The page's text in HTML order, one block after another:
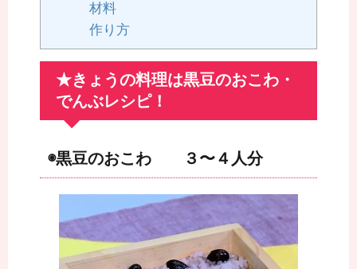
材料
作り方
★きょうの料理は黒豆のおこわ・
でんぶレシピ！
◉黒豆のおこわ ３〜４人分